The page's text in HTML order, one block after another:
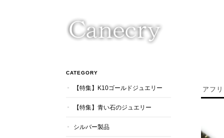
アフ
CATEGORY
【特集】K10ゴールドジュエリー
【特集】青い石のジュエリー
シルバー製品